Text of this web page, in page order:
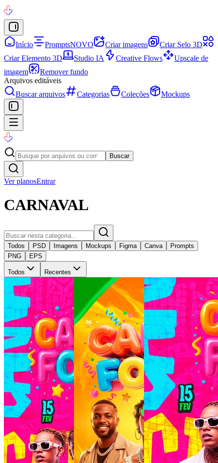
Início PromptsNOVO Criar imagens
Criar Selo 3D
Criar Elemento 3D
Studio IA Creative Flows
Upscale de
imagem
Remover fundo
Arquivos editáveis
Buscar arquivos
Categorias Coleções Mockups
Buscar
Ver planosEntrar
CARNAVAL
Todos PSD Imagens Mockups Figma Canva
Prompts
PNG
EPS
Todos Recentes